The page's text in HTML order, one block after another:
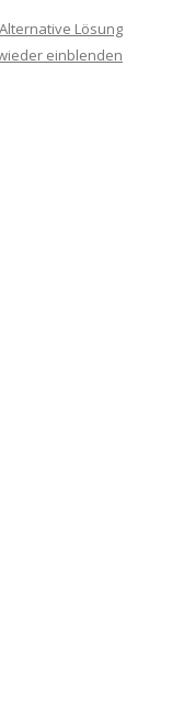
Lösung
einblenden